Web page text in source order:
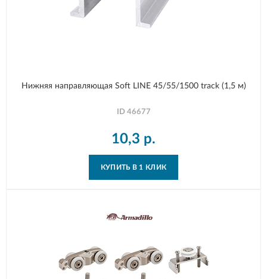
Нижняя направляющая Soft LINE 45/55/1500 track (1,5 м)
ID 46677
10,3 р.
КУПИТЬ В 1 КЛИК